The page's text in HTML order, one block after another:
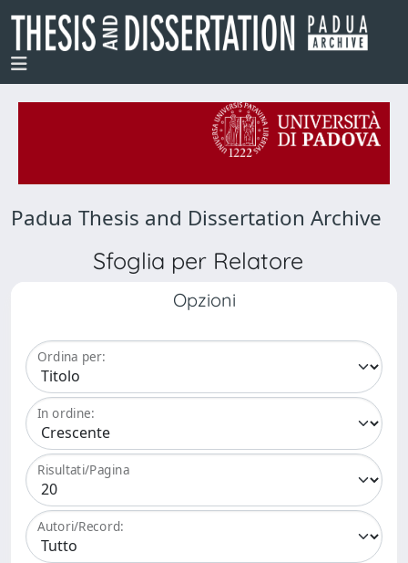
Padua Thesis and Dissertation Archive
Sfoglia per Relatore
Opzioni
Ordina per:
In ordine:
Risultati/Pagina
Autori/Record: